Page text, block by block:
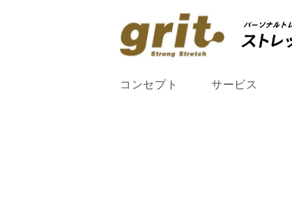
コンセプト サービス